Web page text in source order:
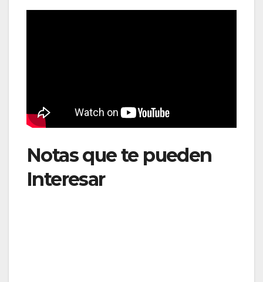
Notas que te pueden
Interesar: GOL